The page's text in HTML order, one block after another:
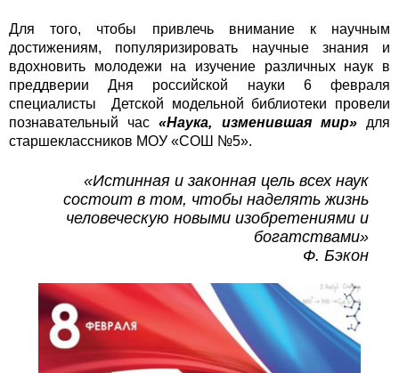
Для того, чтобы привлечь внимание к научным
достижениям, популяризировать научные знания и
вдохновить молодежи на изучение различных наук в
преддверии Дня российской науки 6 февраля
специалисты Детской модельной библиотеки провели
познавательный час«Наука, изменившая мир»для
старшеклассников МОУ «СОШ №5».
«Истинная и законная цель всех наук
состоит в том, чтобы наделять жизнь
человеческую новыми изобретениями и
богатствами»
Ф. Бэкон